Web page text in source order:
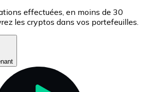
effectuées, en moins de 30
les cryptos dans vos portefeuilles.